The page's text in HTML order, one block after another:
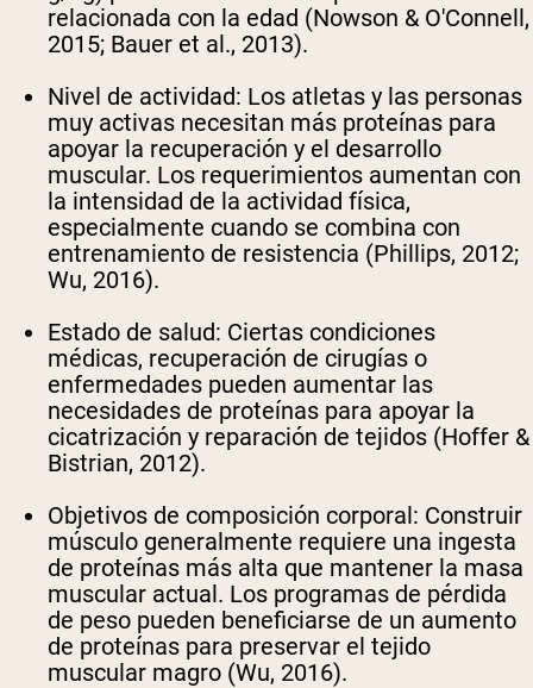
relacionada con la edad (Nowson & O'Connell,
2015; Bauer et al., 2013).
Nivel de actividad: Los atletas y las personas
muy activas necesitan más proteínas para
apoyar la recuperación y el desarrollo
muscular. Los requerimientos aumentan con
la intensidad de la actividad física,
especialmente cuando se combina con
entrenamiento de resistencia (Phillips, 2012;
Wu, 2016).
Estado de salud: Ciertas condiciones
médicas, recuperación de cirugías o
enfermedades pueden aumentar las
necesidades de proteínas para apoyar la
cicatrización y reparación de tejidos (Hoffer &
Bistrian, 2012).
Objetivos de composición corporal: Construir
músculo generalmente requiere una ingesta
de proteínas más alta que mantener la masa
muscular actual. Los programas de pérdida
de peso pueden beneficiarse de un aumento
de proteínas para preservar el tejido
muscular magro (Wu, 2016).
Shipping Country: Language:
Comprar Ahora